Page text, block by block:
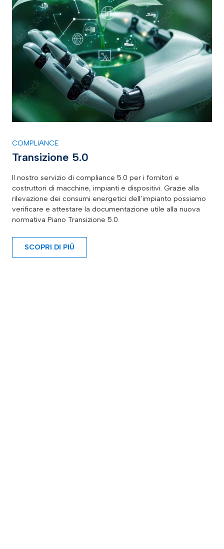
COMPLIANCE
Transizione 5.0
Il nostro servizio di compliance 5.0 per i fornitori e
costruttori di macchine, impianti e dispositivi . Grazie alla
rilevazione dei consumi energetici dell’impianto possiamo
verificare e attestare la documentazione utile alla nuova
normativa Piano Transizione 5.0.
SCOPRI DI PIÙ